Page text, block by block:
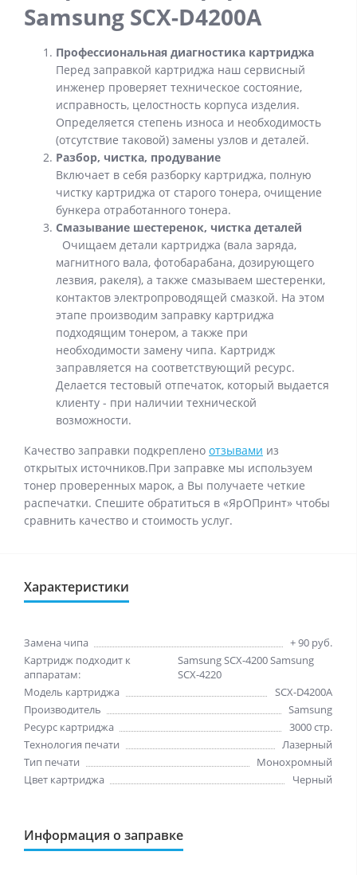
Samsung SCX-D4200A
Профессиональная диагностика картриджа
Перед заправкой картриджа наш сервисный
инженер проверяет техническое состояние,
исправность, целостность корпуса изделия.
Определяется степень износа и необходимость
(отсутствие таковой) замены узлов и деталей.
Разбор, чистка, продувание
Включает в себя разборку картриджа, полную
чистку картриджа от старого тонера, очищение
бункера отработанного тонера.
Смазывание шестеренок, чистка деталей
Очищаем детали картриджа (вала заряда,
магнитного вала, фотобарабана, дозирующего
лезвия, ракеля), а также смазываем шестеренки,
контактов электропроводящей смазкой. На этом
этапе производим заправку картриджа
подходящим тонером, а также при
необходимости замену чипа. Картридж
заправляется на соответствующий ресурс.
Делается тестовый отпечаток, который выдается
клиенту - при наличии технической
возможности.
Качество заправки подкреплено отзывами из
открытых источников.При заправке мы используем
тонер проверенных марок, а Вы получаете четкие
распечатки. Спешите обратиться в «ЯрОПринт» чтобы
сравнить качество и стоимость услуг.
Характеристики
Замена чипа
+ 90 руб.
Картридж подходит к
аппаратам:
Samsung SCX-4200 Samsung
SCX-4220
Модель картриджа
SCX-D4200A
Производитель
Samsung
Ресурс картриджа
3000 стр.
Технология печати
Лазерный
Тип печати
Монохромный
Цвет картриджа
Черный
Информация о заправке